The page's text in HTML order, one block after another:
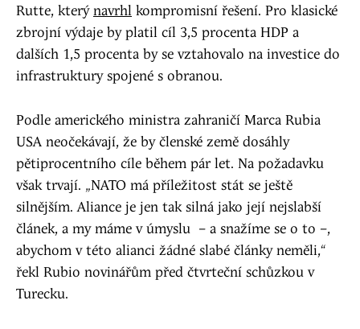
Rutte, kterýnavrhl kompromisní řešení. Pro klasické
zbrojní výdaje by platil cíl 3,5 procenta HDP a
dalších 1,5 procenta by se vztahovalo na investice do
infrastruktury spojené s obranou.
Podle amerického ministra zahraničí Marca Rubia
USA neočekávají, že by členské země dosáhly
pětiprocentního cíle během pár let. Na požadavku
však trvají. „NATO má příležitost stát se ještě
silnějším. Aliance je jen tak silná jako její nejslabší
článek, a my máme v úmyslu – a snažíme se o to –,
abychom v této alianci žádné slabé články neměli,“
řekl Rubio novinářům před čtvrteční schůzkou v
Turecku.